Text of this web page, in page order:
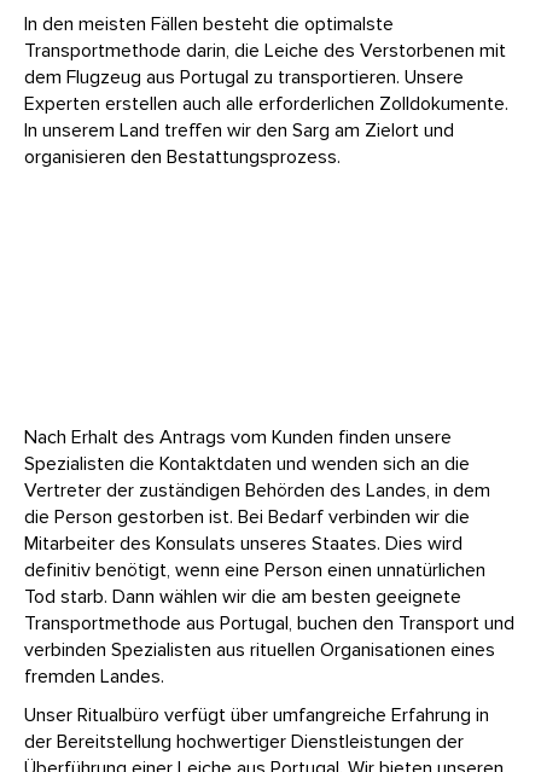
In den meisten Fällen besteht die optimalste
Transportmethode darin, die Leiche des Verstorbenen mit
dem Flugzeug aus Portugal zu transportieren. Unsere
Experten erstellen auch alle erforderlichen Zolldokumente.
In unserem Land treffen wir den Sarg am Zielort und
organisieren den Bestattungsprozess.
Nach Erhalt des Antrags vom Kunden finden unsere
Spezialisten die Kontaktdaten und wenden sich an die
Vertreter der zuständigen Behörden des Landes, in dem
die Person gestorben ist. Bei Bedarf verbinden wir die
Mitarbeiter des Konsulats unseres Staates. Dies wird
definitiv benötigt, wenn eine Person einen unnatürlichen
Tod starb. Dann wählen wir die am besten geeignete
Transportmethode aus Portugal, buchen den Transport und
verbinden Spezialisten aus rituellen Organisationen eines
fremden Landes.
Unser Ritualbüro verfügt über umfangreiche Erfahrung in
der Bereitstellung hochwertiger Dienstleistungen der